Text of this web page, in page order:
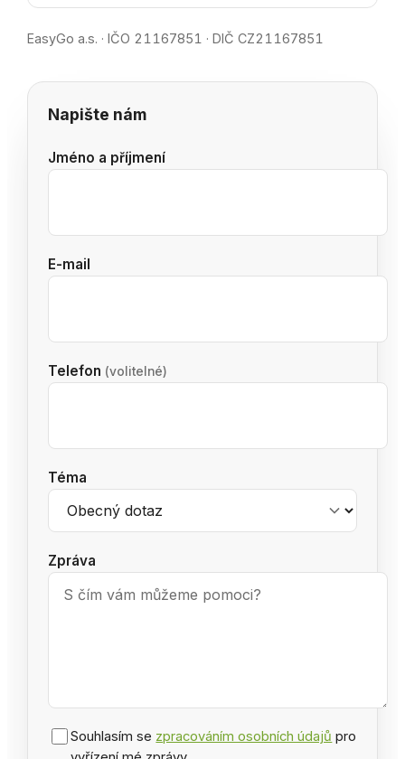
EasyGo a.s. ·IČO 21167851 · DIČCZ21167851
Napište nám
Jméno a příjmení
E-mail
Telefon (volitelné)
Téma
Zpráva
Souhlasím se zpracováním osobních údajů pro